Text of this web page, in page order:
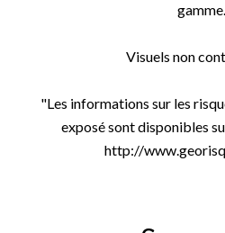
gamme.
Visuels non
"Les informations sur les
exposé sont disponibles
http://